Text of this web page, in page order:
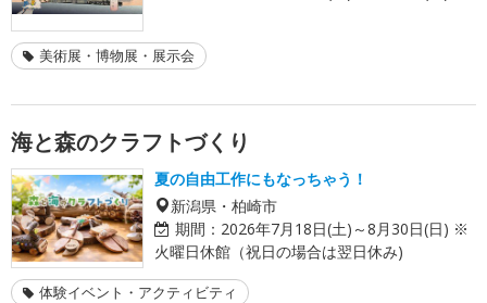
美術展・博物展・展示会
海と森のクラフトづくり
夏の自由工作にもなっちゃう！
新潟県・柏崎市
期間： 2026年7月18日(土)～8月30日(日) ※
火曜日休館（祝日の場合は翌日休み)
体験イベント・アクティビティ